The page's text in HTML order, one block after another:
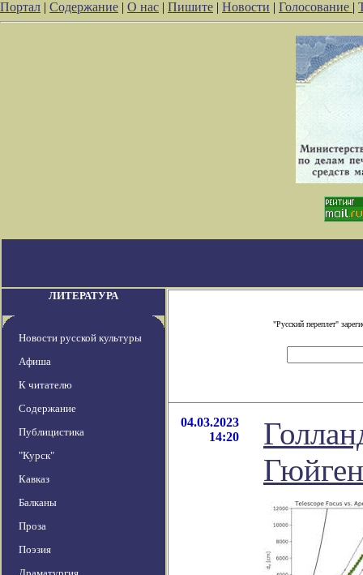
Портал | Содержание | О нас | Пишите | Новости | Голосование |
ЛИТЕРАТУРА
Новости русской культуры
Афиша
К читателю
Содержание
Публицистика
"Курск"
Кавказ
Балканы
Проза
Поэзия
"Русский переплет"
04.03.2023
14:20